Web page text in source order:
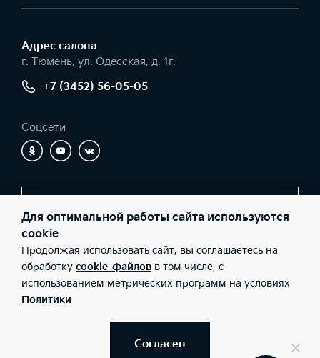
Адрес салонa
г. Тюмень, ул. Одесская, д. 1г.
+7 (3452) 56-05-05
Соцсети
© 2026 Юридические лица ООО «Никко» (Фактический адрес: г.
Тюмень, ул. Одесская, д. 1г.; Телефон: +7 (3452) 56-05-05; ИНН:
7203159984; ОГРН: 1057200646920), ООО «Киа Россия и СНГ»
(Фактический адрес: г.Москва, Валовая 26; Телефон: 8 800 301
08 80; ИНН: 7728674093; ОГРН: 5087746291760) ведут
получению на территории РФ. Информация о соответствующих
моделях и комплектациях и их наличии, ценах, возможных
Для оптимальной работы сайта используются
cookie
Продолжая использовать сайт, вы соглашаетесь на
обработку cookie-файлов в том числе, с
использованием метрических программ на условиях
Политики
Согласен